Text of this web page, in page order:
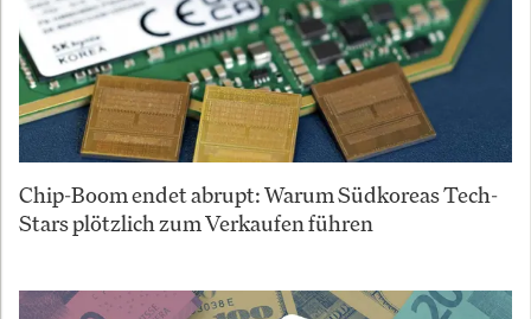
Chip-Boom endet abrupt: Warum Südkoreas Tech-
Stars plötzlich zum Verkaufen führen